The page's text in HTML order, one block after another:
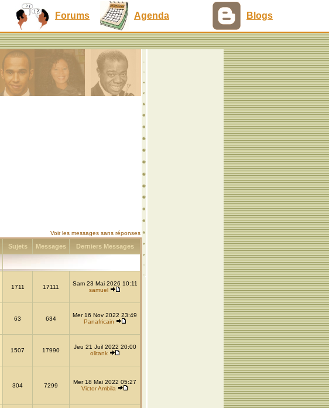
Forums Agenda Blogs
Voir les messages sans réponses
Sujets Messages Derniers Messages
1711 17111
Sam 23 Mai 2026 10:11
samuel
63 634
Mer 16 Nov 2022 23:49
Panafricain
1507 17990
Jeu 21 Juil 2022 20:00
olitank
304 7299
Mer 18 Mai 2022 05:27
Victor Ambila